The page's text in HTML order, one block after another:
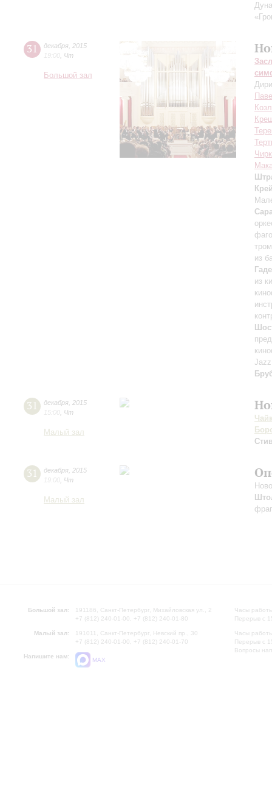
31 декабря 2015
19:00 Чт
Большой зал
из
Гаде
из
31 декабря 2015
15:00 Чт
Малый зал
31 декабря 2015
19:00 Чт
Малый зал
Большой зал:
191186, Санкт-Петербург, Михайловская ул., 2
+7 (812) 240-01-00, +7 (812) 240-01-80
Малый зал:
191011, Санкт-Петербург, Невский пр., 30
+7 (812) 240-01-00, +7 (812) 240-01-70
Напишите нам:
MAX
Часы
Перерыв с
Часы
Перерыв с
Вопросы